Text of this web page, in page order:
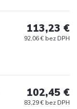
113,23 €
92,06 € bez DPH
102,45 €
83,29 € bez DPH